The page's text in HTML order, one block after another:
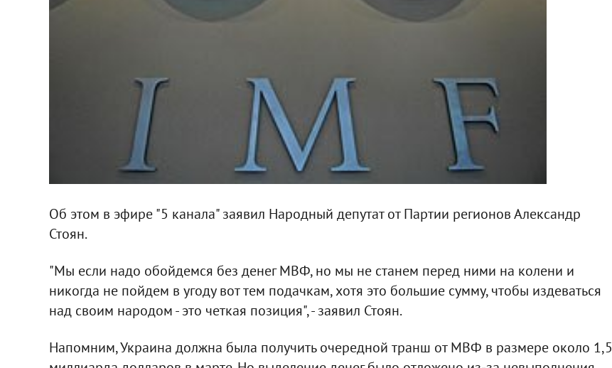
Об этом в эфире "5 канала" заявил Народный депутат от Партии регионов Александр
Стоян.
"Мы если надо обойдемся без денег МВФ, но мы не станем перед ними на колени и
никогда не пойдем в угоду вот тем подачкам, хотя это большие сумму, чтобы издеваться
над своим народом - это четкая позиция", - заявил Стоян.
Напомним, Украина должна была получить очередной транш от МВФ в размере около 1,5